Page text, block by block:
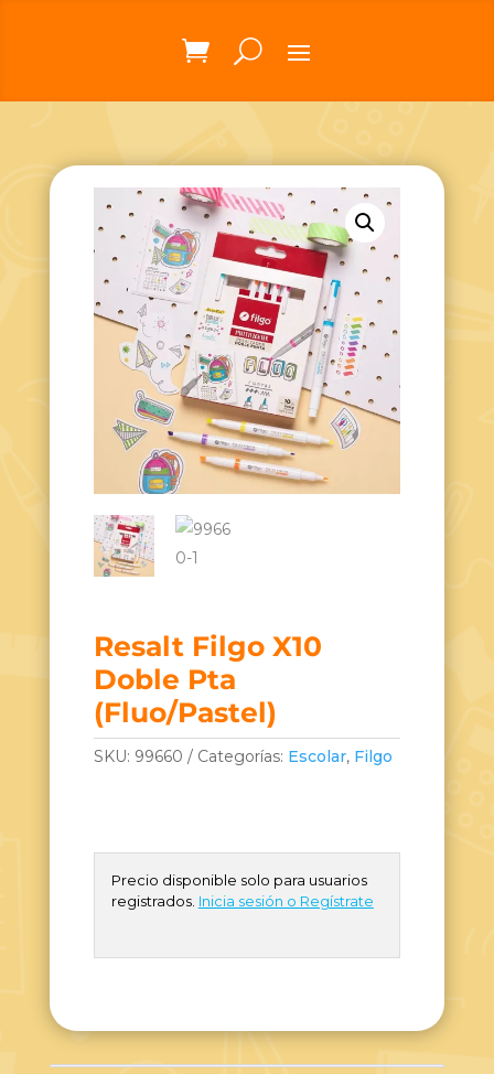
Resalt Filgo X10
Doble Pta
(Fluo/Pastel)
SKU: 99660 Categorías: Escolar, Filgo
Precio disponible solo para usuarios
registrados. Inicia sesión o Regístrate